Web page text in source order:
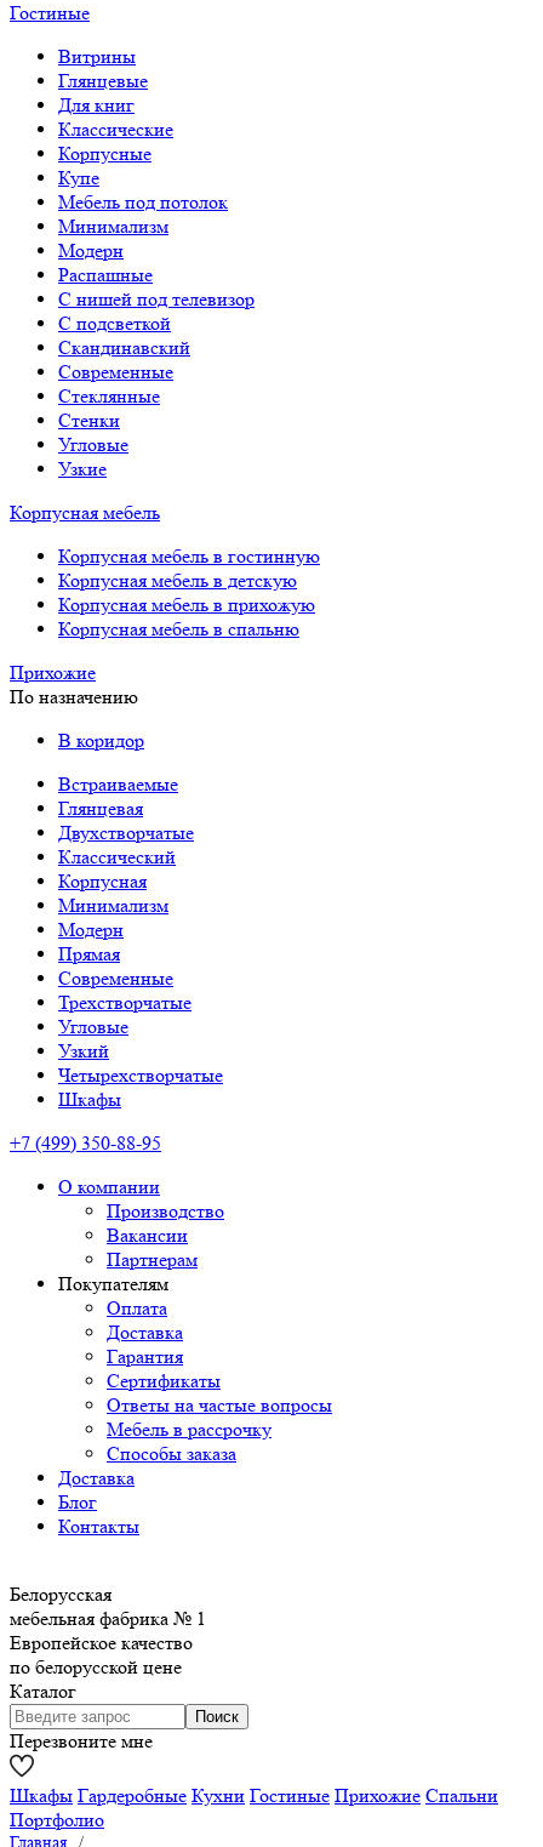
Гостиные
Витрины
Глянцевые
Для книг
Классические
Корпусные
Купе
Мебель под потолок
Минимализм
Модерн
Распашные
С нишей под телевизор
С подсветкой
Скандинавский
Современные
Стеклянные
Стенки
Угловые
Узкие
Корпусная мебель
Корпусная мебель в гостинную
Корпусная мебель в детскую
Корпусная мебель в прихожую
Корпусная мебель в спальню
Прихожие
По назначению
В коридор
Встраиваемые
Глянцевая
Двухстворчатые
Классический
Корпусная
Минимализм
Модерн
Прямая
Современные
Трехстворчатые
Угловые
Узкий
Четырехстворчатые
Шкафы
+7 (499) 350-88-95
О компании
Производство
Вакансии
Партнерам
Покупателям
Оплата
Доставка
Гарантия
Сертификаты
Ответы на частые вопросы
Мебель в рассрочку
Способы заказа
Доставка
Блог
Контакты
Белорусская
мебельная фабрика № 1
Европейское качество
по белорусской цене
Каталог
Перезвоните мне
Шкафы Гардеробные Кухни Гостиные Прихожие Спальни
Портфолио
Главная /